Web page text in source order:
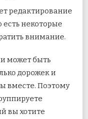
редактирование
некоторые
внимание.
может быть
дорожек и
вместе. Поэтому
вы хотите